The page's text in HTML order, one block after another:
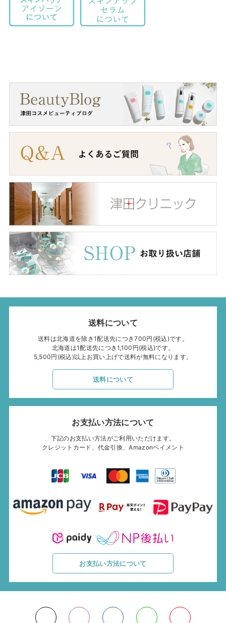
送料について
送料は北海道を除き1配送先につき700円(税込)です。
北海道は1配送先につき1,100円(税込)です。
5,500円(税込)以上お買い上げで送料が無料になります。
送料について
お支払い方法について
下記のお支払い方法がご利用いただけます。
クレジットカード、代金引換、Amazonペイメント
お支払い方法について